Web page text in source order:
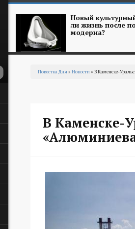
Новый
ли жизнь после
модерна?
Повестка Дня» Новости» В Каменске-
В Каменске-